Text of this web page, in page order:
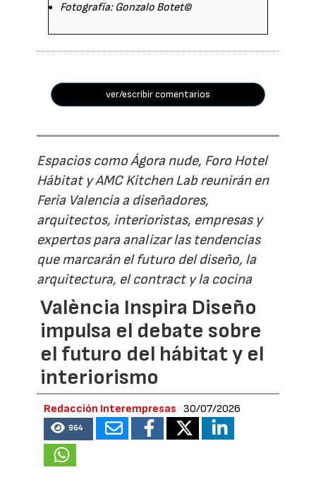
Fotografía: Gonzalo Botet©
ver/escribir comentarios
Espacios como Ágora nude, Foro Hotel
Hábitat y AMC Kitchen Lab reunirán en
Feria Valencia a diseñadores,
arquitectos, interioristas, empresas y
expertos para analizar las tendencias
que marcarán el futuro del diseño, la
arquitectura, el contract y la cocina
València Inspira Diseño
impulsa el debate sobre
el futuro del hábitat y el
interiorismo
Redacción Interempresas 30/07/2026
964